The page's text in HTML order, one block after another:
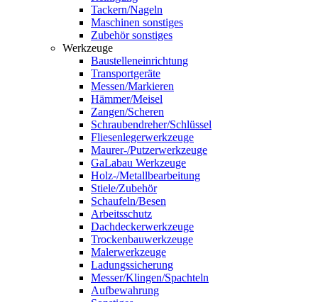
Tackern/Nageln
Maschinen sonstiges
Zubehör sonstiges
Werkzeuge
Baustelleneinrichtung
Transportgeräte
Messen/Markieren
Hämmer/Meisel
Zangen/Scheren
Schraubendreher/Schlüssel
Fliesenlegerwerkzeuge
Maurer-/Putzerwerkzeuge
GaLabau Werkzeuge
Holz-/Metallbearbeitung
Stiele/Zubehör
Schaufeln/Besen
Arbeitsschutz
Dachdeckerwerkzeuge
Trockenbauwerkzeuge
Malerwerkzeuge
Ladungssicherung
Messer/Klingen/Spachteln
Aufbewahrung